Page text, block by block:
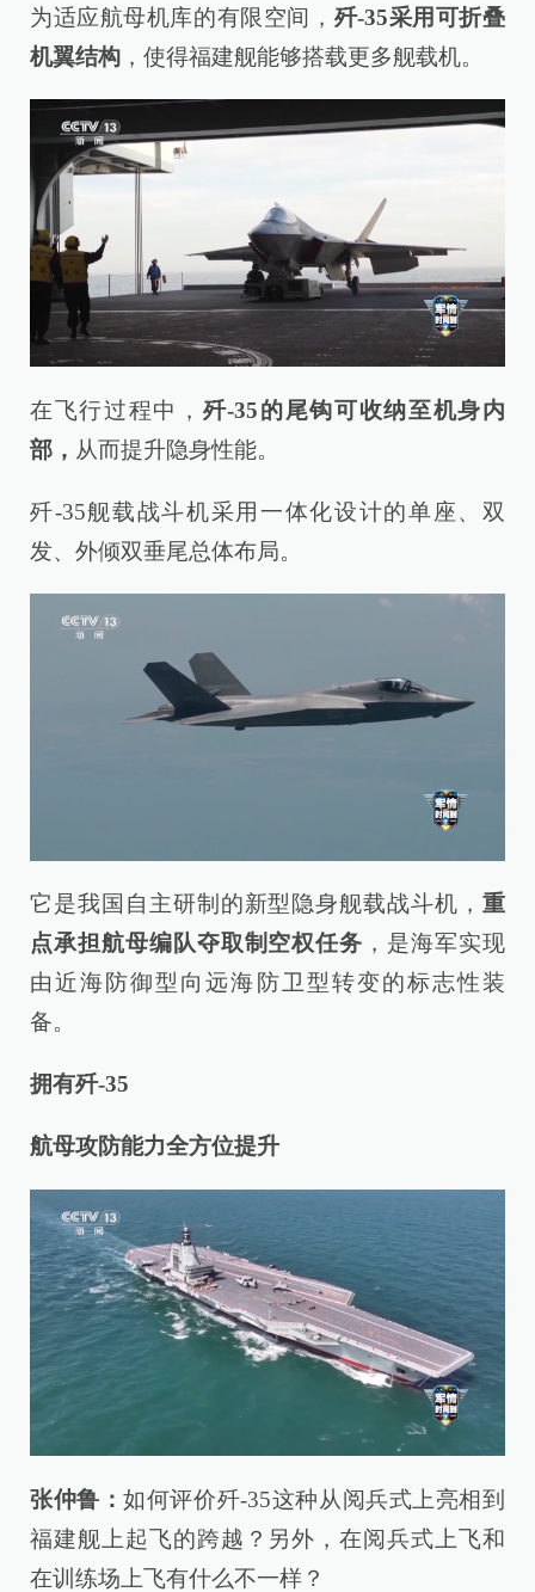
为适应航母机库的有限空间， 歼-35采用可折叠
机翼结构 ，使得福建舰能够搭载更多舰载机。
在飞行过程中， 歼-35的尾钩可收纳至机身内
部， 从而提升隐身性能。
歼-35舰载战斗机采用一体化设计的单座、双
发、外倾双垂尾总体布局。
它是我国自主研制的新型隐身舰载战斗机， 重
点承担航母编队夺取制空权任务 ，是海军实现
由近海防御型向远海防卫型转变的标志性装
备。
拥有歼-35
航母攻防能力全方位提升
张仲鲁：如何评价歼-35这种从阅兵式上亮相到
福建舰上起飞的跨越？另外，在阅兵式上飞和
在训练场上飞有什么不一样？